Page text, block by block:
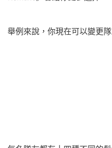
舉例來說，你現在可以變更